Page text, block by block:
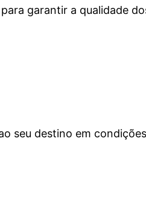
garantir a qualidade
seu destino em